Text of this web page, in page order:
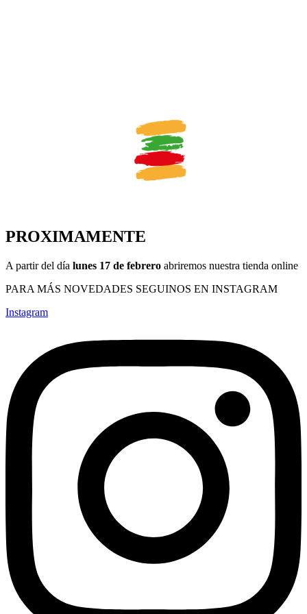
PROXIMAMENTE
A partir del día lunes 17 de febrero abriremos nuestra tienda online
PARA MÁS NOVEDADES SEGUINOS EN INSTAGRAM
Instagram